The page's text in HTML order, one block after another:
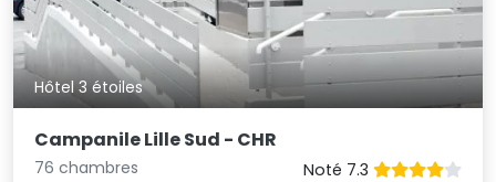
Hôtel 3 étoiles
Campanile Lille Sud - CHR
76 chambres
Noté 7.3